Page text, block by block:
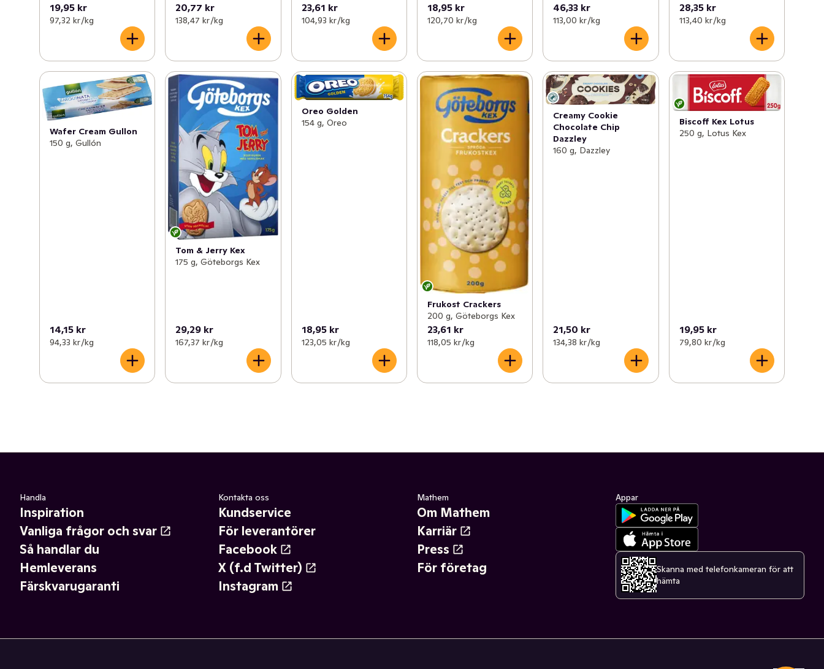
19,95 kr
97,32 kr /kg
20,77 kr
138,47 kr /kg
23,61 kr
104,93 kr /kg
18,95 kr
120,70 kr /kg
46,33 kr
113,00 kr /kg
28,35 kr
113,40 kr /kg
Wafer Cream Gullon
150 g, Gullón
14,15 kr
94,33 kr /kg
Tom & Jerry Kex
175 g, Göteborgs Kex
29,29 kr
167,37 kr /kg
Oreo Golden
154 g, Oreo
18,95 kr
123,05 kr /kg
Frukost Crackers
200 g, Göteborgs Kex
23,61 kr
118,05 kr /kg
Creamy Cookie
Chocolate Chip
Dazzley
160 g, Dazzley
21,50 kr
134,38 kr /kg
Biscoff Kex Lotus
250 g, Lotus Kex
19,95 kr
79,80 kr /kg
Handla
Inspiration
Vanliga frågor och svar
Så handlar du
Hemleverans
Färskvarugaranti
Kontakta oss
Kundservice
För leverantörer
Facebook
X (f.d Twitter)
Instagram
Mathem
Om Mathem
Karriär
Press
För företag
Appar
Skanna med telefonkameran för att
hämta